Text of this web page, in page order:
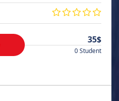
35$
0 Student